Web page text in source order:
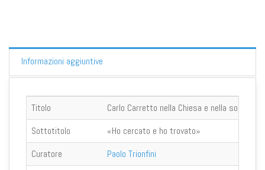
Informazioni aggiuntive
Titolo
Carlo Carretto nella Chiesa e nella società
Sottotitolo
«Ho cercato e ho trovato»
Curatore
Paolo Trionfini